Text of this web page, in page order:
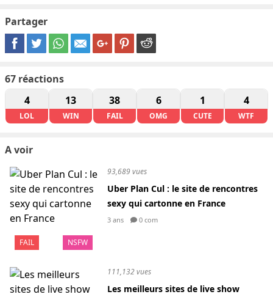
Partager
67 réactions
4
LOL
13
WIN
38
FAIL
6
OMG
1
CUTE
4
WTF
A voir
FAIL NSFW
93,689 vues
Uber Plan Cul : le site de rencontres
sexy qui cartonne en France
3 ans 0 com
111,132 vues
Les meilleurs sites de live show